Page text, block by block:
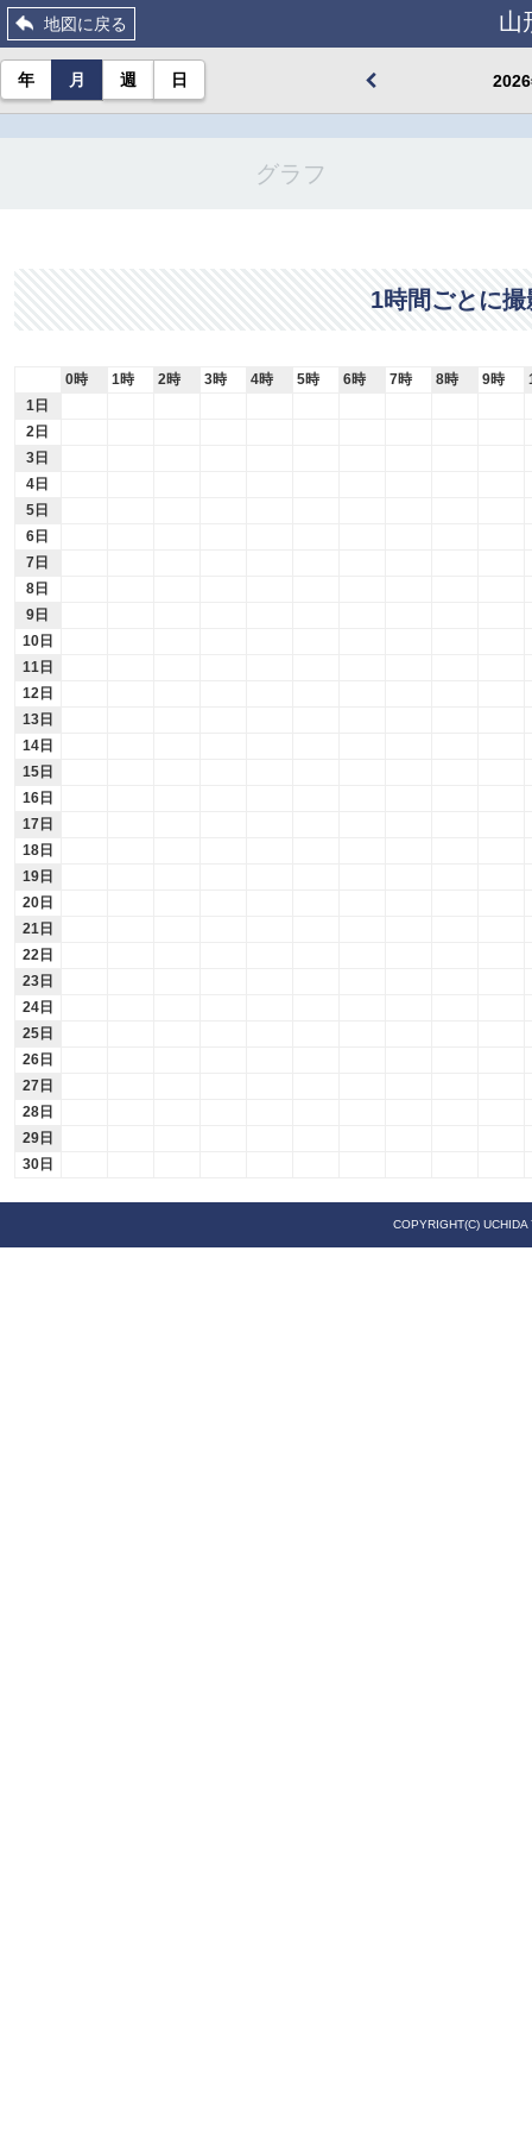
地図に戻る 山
年 月 週 日
グラフ
1時間ごとに
0時 1時 2時 3時 4時 5時 6時 7時 8時 9時
1日
2日
3日
4日
5日
6日
7日
8日
9日
10日
11日
12日
13日
14日
15日
16日
17日
18日
19日
20日
21日
22日
23日
24日
25日
26日
27日
28日
29日
30日
COPYRIGHT(C)